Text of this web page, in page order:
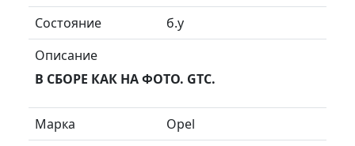
Состояние
б.у
Описание
В СБОРЕ КАК НА ФОТО. GTC.
Марка
Opel